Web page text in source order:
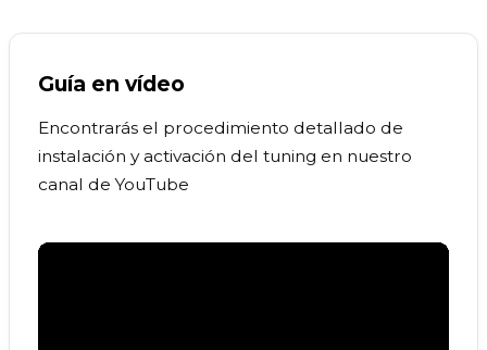
Guía en vídeo
Encontrarás el procedimiento detallado de
instalación y activación del tuning en nuestro
canal de YouTube